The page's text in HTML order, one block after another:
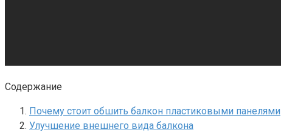
Содержание
Почему стоит обшить балкон пластиковыми панелями
Улучшение внешнего вида балкона